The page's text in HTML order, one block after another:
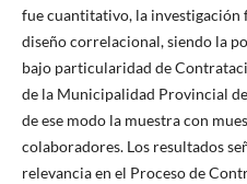
fue cuantitativo, la investigación
diseño correlacional, siendo la
bajo particularidad de
de la Municipalidad Provincial
de ese modo la muestra con
colaboradores. Los resultados
relevancia en el Proceso de